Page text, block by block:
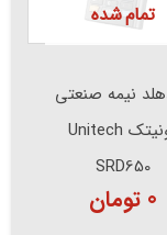
تمام شده
نیمه صنعتی
یونیتک Unitech
SRD650
0 تومان